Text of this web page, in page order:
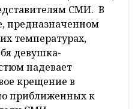
СМИ. В
предназначенном
температурах,
девушка-
надевает
крещение в
приближенных к